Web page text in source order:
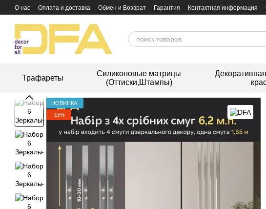
Перейти к основному контенту
О нас Оплата и доставка Обмен и Возврат Гарантия Контактная информация
Трафареты
Силиконовые матрицы
(Оттиски,Штампы)
НОВИНКА
−15%